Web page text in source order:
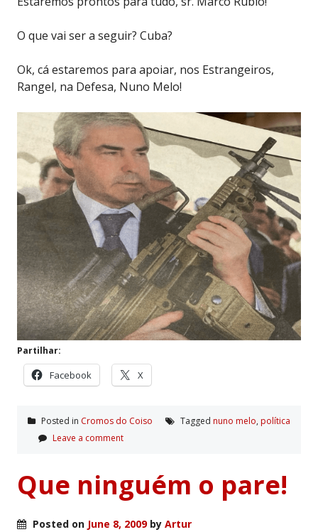
O que vai ser a seguir? Cuba?
Ok, cá estaremos para apoiar, nos Estrangeiros,
Rangel, na Defesa, Nuno Melo!
Partilhar:
Facebook X
Posted in Cromos do Coiso Tagged nuno melo, polí­tica
Leave a comment
Que ninguém o pare!
Posted on June 8, 2009by Artur